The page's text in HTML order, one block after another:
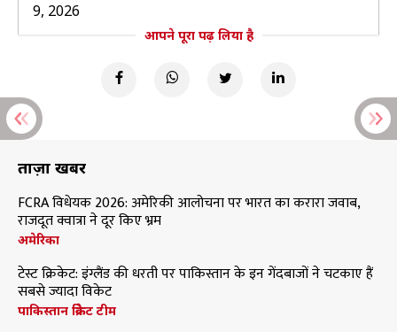
9, 2026
आपने पूरा पढ़ लिया है
ताज़ा खबरें
FCRA विधेयक 2026: अमेरिकी आलोचना पर भारत का करारा जवाब,
राजदूत क्वात्रा ने दूर किए भ्रम
अमेरिका
टेस्ट क्रिकेट: इंग्लैंड की धरती पर पाकिस्तान के इन गेंदबाजों ने चटकाए हैं
सबसे ज्यादा विकेट
पाकिस्तान क्रिकेट टीम